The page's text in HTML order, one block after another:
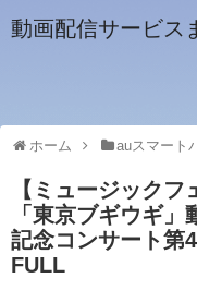
動画配信サービス
ホーム auスマート
【ミュージック
「東京ブギウギ
記念コンサート第
FULL